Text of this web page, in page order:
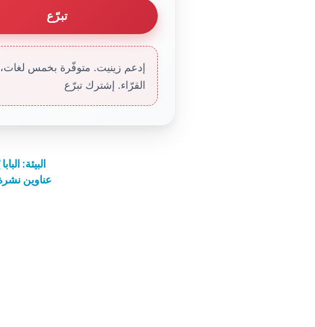
تبرّع
إدعم زينيت. متوفّرة بخمس لغات،
القرّاء. إشترك تبرّع
البيئة:
عناوين نشرة الأربعاء 12 آب